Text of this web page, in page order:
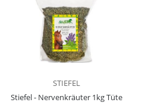
STIEFEL
Stiefel - Nervenkräuter 1kg Tüte